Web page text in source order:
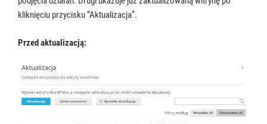
kliknięciu przycisku “Aktualizacja”.
Przed aktualizacją: